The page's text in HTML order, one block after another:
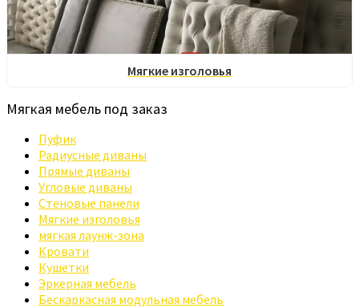
Мягкие изголовья
Мягкая мебель под заказ
Пуфик
Радиусные диваны
Прямые диваны
Угловые диваны
Стеновые панели
Мягкие изголовья
мягкая лаунж-зона
Кровати
Кушетки
Эркерная мебель
Бескаркасная модульная мебель